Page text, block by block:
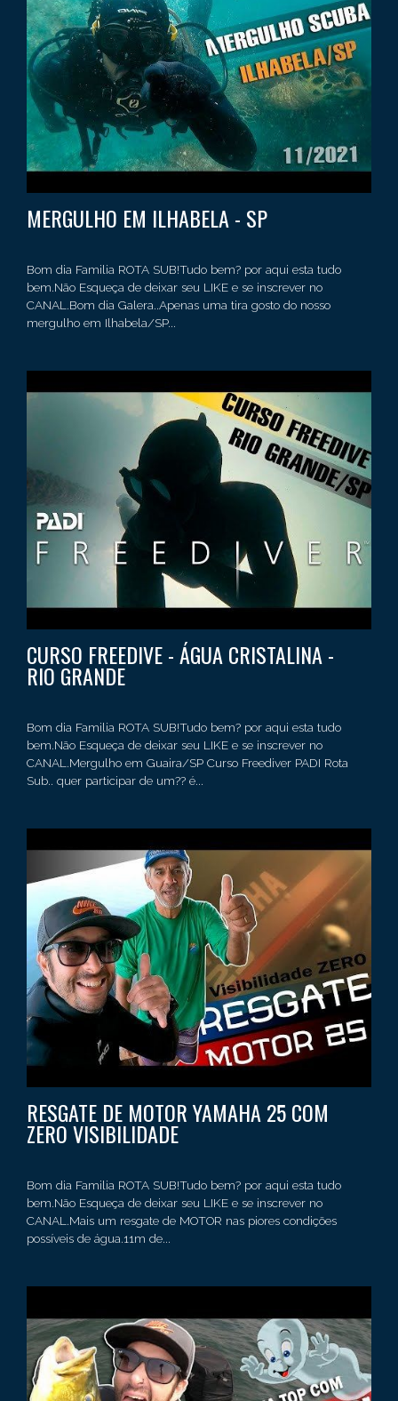
MERGULHO EM ILHABELA - SP
Bom dia Familia ROTA SUB!Tudo bem? por aqui esta tudo
bem.Não Esqueça de deixar seu LIKE e se inscrever no
CANAL.Bom dia Galera..Apenas uma tira gosto do nosso
mergulho em Ilhabela/SP...
CURSO FREEDIVE - ÁGUA CRISTALINA -
RIO GRANDE
Bom dia Familia ROTA SUB!Tudo bem? por aqui esta tudo
bem.Não Esqueça de deixar seu LIKE e se inscrever no
CANAL.Mergulho em Guaira/SP Curso Freediver PADI Rota
Sub.. quer participar de um?? é...
RESGATE DE MOTOR YAMAHA 25 COM
ZERO VISIBILIDADE
Bom dia Familia ROTA SUB!Tudo bem? por aqui esta tudo
bem.Não Esqueça de deixar seu LIKE e se inscrever no
CANAL.Mais um resgate de MOTOR nas piores condições
possíveis de água.11m de...